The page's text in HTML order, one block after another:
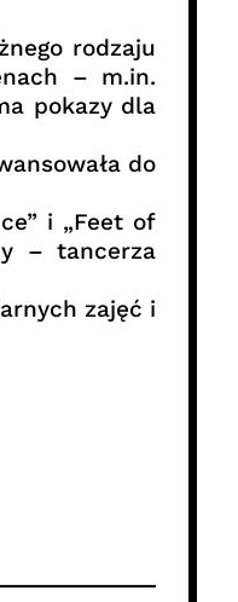
rodzaju
– m.in.
pokazy dla
do
i „Feet of
– tancerza
zajęć i